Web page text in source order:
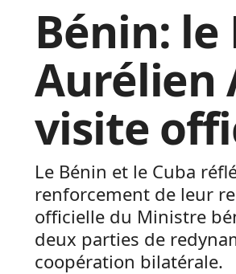
Bénin:
Aurélien
visite
Le Bénin et le Cuba
renforcement de leur
officielle du Ministre
deux parties de
coopération bilatérale.